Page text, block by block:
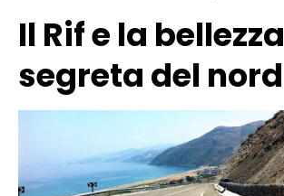
Il Rif e la bellezza
segreta del nord